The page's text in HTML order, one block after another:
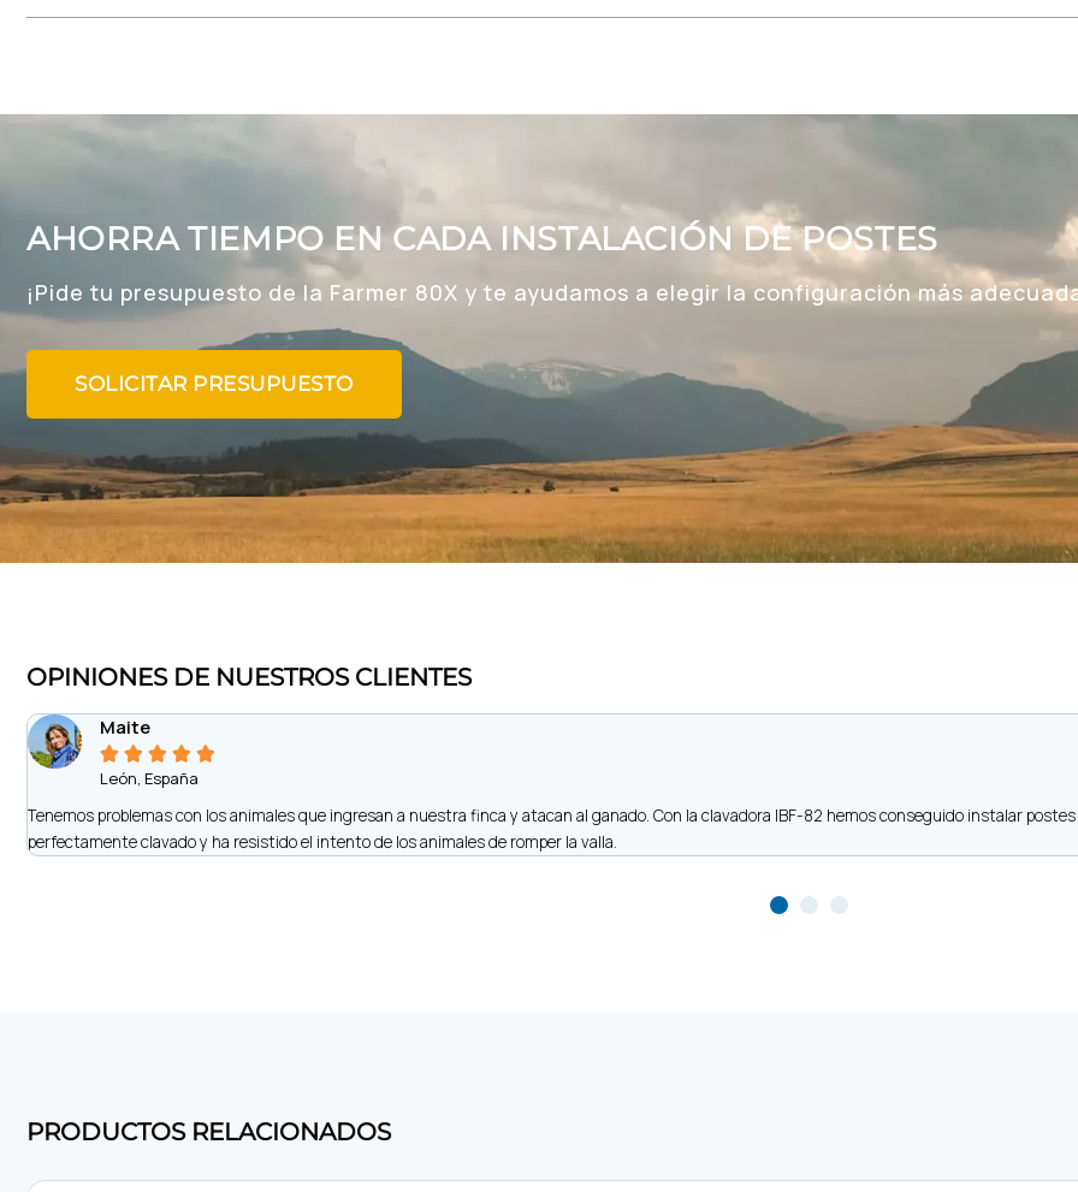
AHORRA TIEMPO EN CADA INSTALACIÓN DE POSTES
¡Pide tu presupuesto de la Farmer 80X y te ayudamos a elegir la configuración más
SOLICITAR PRESUPUESTO
OPINIONES DE NUESTROS CLIENTES
Maite
    
León, España
Tenemos problemas con los animales que ingresan a nuestra finca y atacan al ganado. Con la clavadora IBF-82 hemos conseguido instalar
perfectamente clavado y ha resistido el intento de los animales de romper la valla.
PRODUCTOS RELACIONADOS